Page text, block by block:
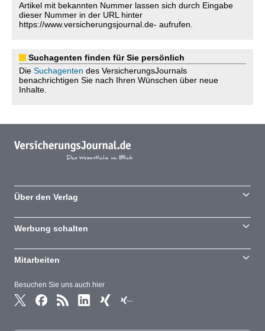
Artikel mit bekannten Nummer lassen sich durch Eingabe
dieser Nummer in der URL hinter
https://www.versicherungsjournal.de- aufrufen.
Suchagenten finden für Sie persönlich
Die Suchagenten des VersicherungsJournals
benachrichtigen Sie nach Ihren Wünschen über neue
Inhalte.
Besuchen Sie uns auch hier
Über den Verlag
Werbung schalten
Mitarbeiten